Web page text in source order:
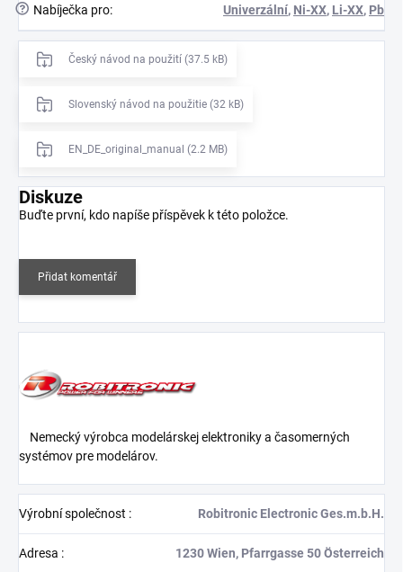
? Nabíječka pro: Univerzální, Ni-XX, Li-XX, Pb
Český návod na použití (37.5 kB)
Slovenský návod na použitie (32 kB)
EN_DE_original_manual (2.2 MB)
Diskuze
Buďte první, kdo napíše příspěvek k této položce.
Přidat komentář
Nemecký výrobca modelárskej elektroniky a časomerných
systémov pre modelárov.
Výrobní společnost : Robitronic Electronic Ges.m.b.H.
Adresa : 1230 Wien, Pfarrgasse 50 Österreich